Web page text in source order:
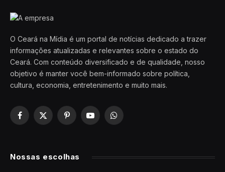
O Ceará na Mídia é um portal de notícias dedicado a trazer
informações atualizadas e relevantes sobre o estado do
Ceará. Com conteúdo diversificado e de qualidade, nosso
objetivo é manter você bem-informado sobre política,
cultura, economia, entretenimento e muito mais.
Facebook
X
PinterestYouTubeWhatsApp
Nossas escolhas